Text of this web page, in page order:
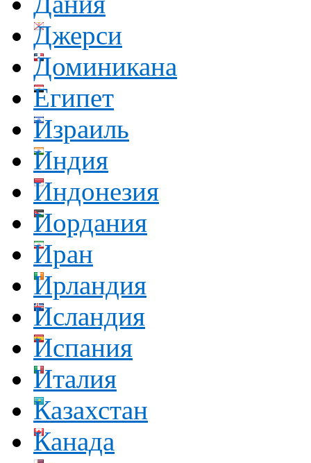
Джерси
Доминикана
Египет
Израиль
Индия
Индонезия
Иордания
Иран
Ирландия
Исландия
Испания
Италия
Казахстан
Канада